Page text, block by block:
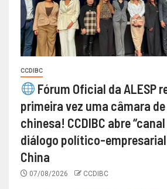
CCDIBC
Fórum Oficial da ALESP
primeira vez uma câmara
chinesa! CCDIBC abre
diálogo político-
China
07/08/2026 CCDIBC